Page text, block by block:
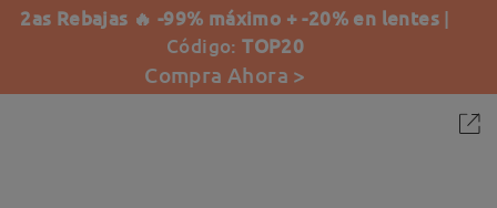
2as Rebajas 🔥 -99% máximo + -20% en lentes |
Código:TOP20
Compra Ahora >